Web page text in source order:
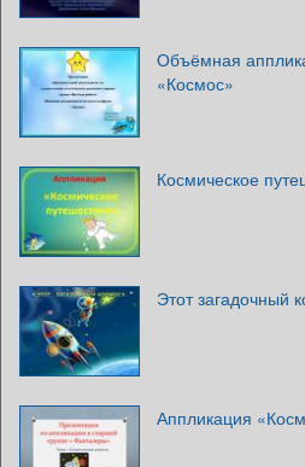
Объёмная
«Космос»
Космическое
Этот загадочный
Аппликация